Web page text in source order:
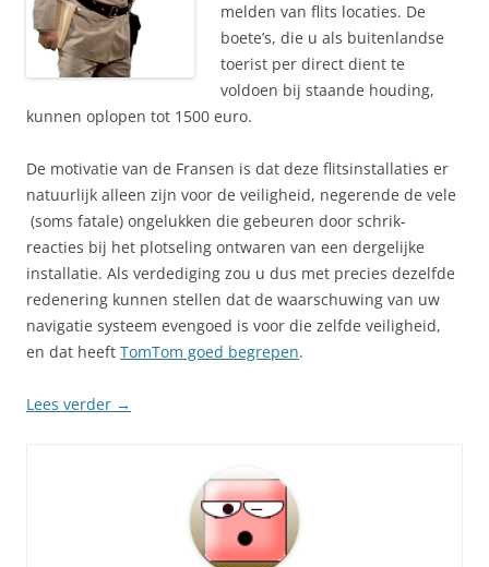
melden van flits locaties. De
boete’s, die u als buitenlandse
toerist per direct dient te
voldoen bij staande houding,
kunnen oplopen tot 1500 euro.
De motivatie van de Fransen is dat deze flitsinstallaties er
natuurlijk alleen zijn voor de veiligheid, negerende de vele
(soms fatale) ongelukken die gebeuren door schrik-
reacties bij het plotseling ontwaren van een dergelijke
installatie. Als verdediging zou u dus met precies dezelfde
redenering kunnen stellen dat de waarschuwing van uw
navigatie systeem evengoed is voor die zelfde veiligheid,
en dat heeft TomTom goed begrepen.
Lees verder →